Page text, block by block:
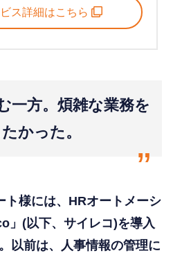
ス詳細はこちら
一方。煩雑な業務を
かった。
“
ト様には、HRオートメーシ
」(以下、サイレコ)を導入
以前は、人事情報の管理に